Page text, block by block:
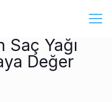
Yağı
Değer